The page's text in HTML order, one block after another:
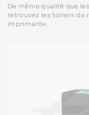
De même qualité que
retrouvez les toners de
imprimante.